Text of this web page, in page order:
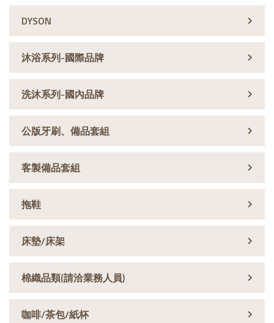
DYSON
沐浴系列-國際品牌
洗沐系列-國內品牌
公版牙刷、備品套組
客製備品套組
拖鞋
床墊/床架
棉織品類(請洽業務人員)
咖啡/茶包/紙杯